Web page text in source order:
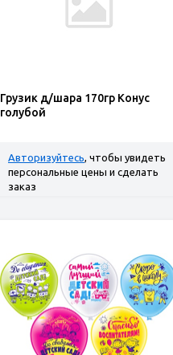
Грузик д/шара 170гр Конус
голубой
Авторизуйтесь, чтобы увидеть
персональные цены и сделать
заказ